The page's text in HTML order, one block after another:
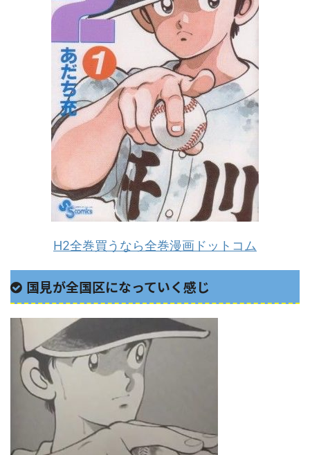
H2全巻買うなら全巻漫画ドットコム
国見が全国区になっていく感じ